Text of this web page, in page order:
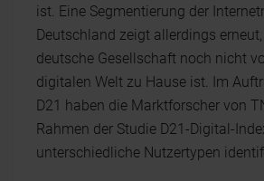
ist. Eine Segmentierung der
Deutschland zeigt allerdings
deutsche Gesellschaft noch nicht
digitalen Welt zu Hause ist. Im
D21 haben die Marktforscher von
Rahmen der Studie D21-Digital-
unterschiedliche Nutzertypen